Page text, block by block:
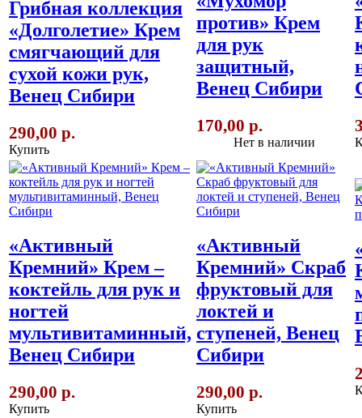
Грибная коллекция
«Долголетие» Крем
смягчающий для
сухой кожи рук,
Венец Сибири
290,00 р.
Купить
против» Крем
для рук
защитный,
Венец Сибири
170,00 р.
Нет в наличии
«Активный
Кремний» Крем –
коктейль для рук и
ногтей
мультивитаминный,
Венец Сибири
290,00 р.
Купить
«Активный
Кремний» Скраб
фруктовый для
локтей и
ступеней, Венец
Сибири
290,00 р.
Купить